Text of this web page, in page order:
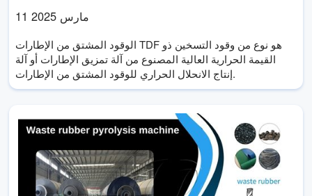
الوقود المشتق من الإطارات TDF هو نوع من وقود التسخين ذو
القيمة الحرارية العالية المصنوع من آلة تمزيق الإطارات أو آلة
إنتاج الانحلال الحراري للوقود المشتق من الإطارات.